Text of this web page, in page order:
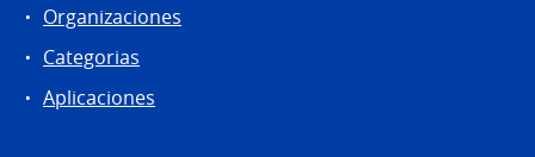
Organizaciones
Categorias
Aplicaciones